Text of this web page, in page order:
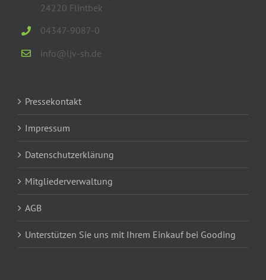
24220 Flintbek
04347-9087-0
info@ljv-sh.de
Pressekontakt
Impressum
Datenschutzerklärung
Mitgliederverwaltung
AGB
Unterstützen Sie uns mit Ihrem Einkauf bei Gooding